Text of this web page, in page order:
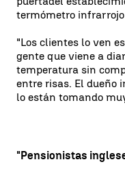
termómetro
"Los clientes lo ven
gente que viene a
temperatura sin
entre risas. El dueño
lo están tomando
"Pensionistas